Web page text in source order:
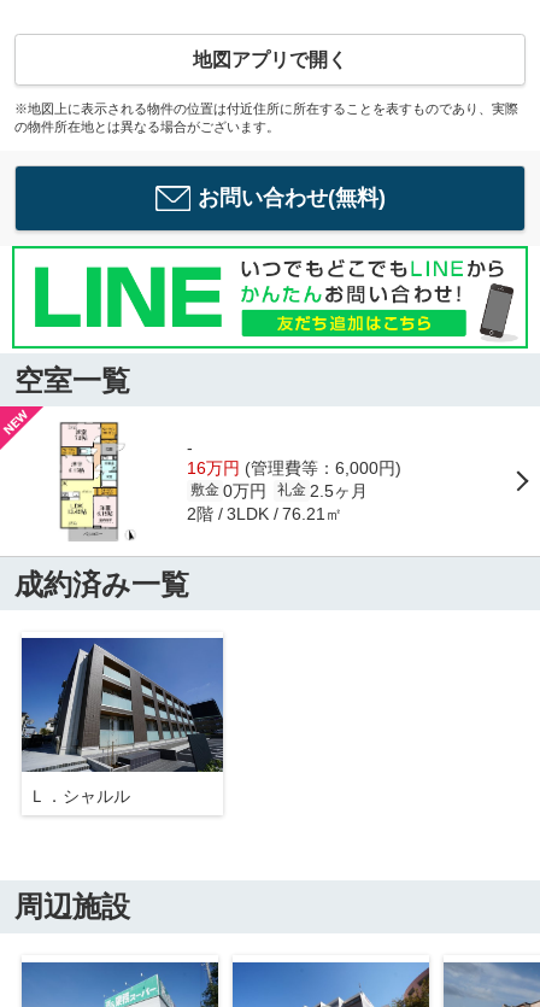
地図アプリで開く
※地図上に表示される物件の位置は付近住所に所在することを表すものであり、実際
の物件所在地とは異なる場合がございます。
お問い合わせ(無料)
空室一覧
-
16万円 (管理費等：6,000円)
敷金 0万円 礼金 2.5ヶ月
2階 3LDK 76.21㎡
成約済み一覧
Ｌ．シャルル
周辺施設